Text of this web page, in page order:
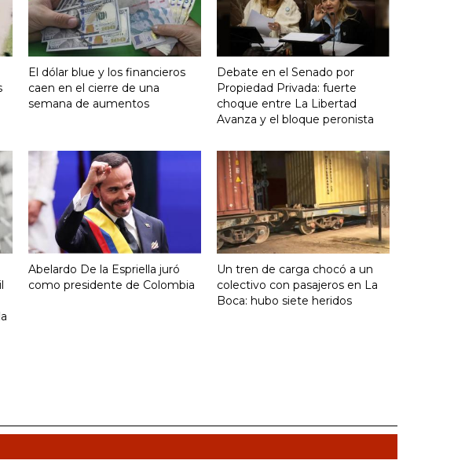
El dólar blue y los financieros
caen en el cierre de una
semana de aumentos
Debate en el Senado por
Propiedad Privada: fuerte
choque entre La Libertad
Avanza y el bloque peronista
Abelardo De la Espriella juró
como presidente de Colombia
Un tren de carga chocó a un
colectivo con pasajeros en La
Boca: hubo siete heridos